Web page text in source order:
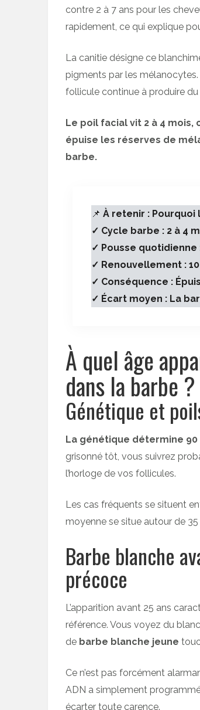
contre 2 à 7 ans pour les
rapidement, ce qui explique
La canitie désigne ce
pigments par les mélanocytes.
follicule continue à produire du
Le poil facial vit 2 à 4
épuise les réserves de
barbe.
📌 À retenir :
✓ Cycle barbe : 2 à 4
✓ Pousse quotidienne
✓ Renouvellement :
✓ Conséquence :
✓ Écart moyen : La
À quel âge
dans la barbe ?
Génétique et
La génétique détermine
grisonné tôt, vous suivrez
l’horloge de vos follicules.
Les cas fréquents se situent
moyenne se situe autour de
Barbe blanche
précoce
L’apparition avant 25 ans
référence. Vous voyez du
de barbe blanche jeune
Ce n’est pas forcément
ADN a simplement
écarter toute carence.